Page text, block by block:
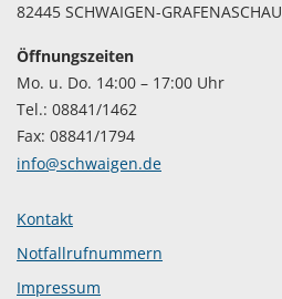
82445 SCHWAIGEN-GRAFENASCHAU
Öffnungszeiten
Mo. u. Do. 14:00 – 17:00 Uhr
Tel.: 08841/1462
Fax: 08841/1794
info@schwaigen.de
Kontakt
Notfallrufnummern
Impressum